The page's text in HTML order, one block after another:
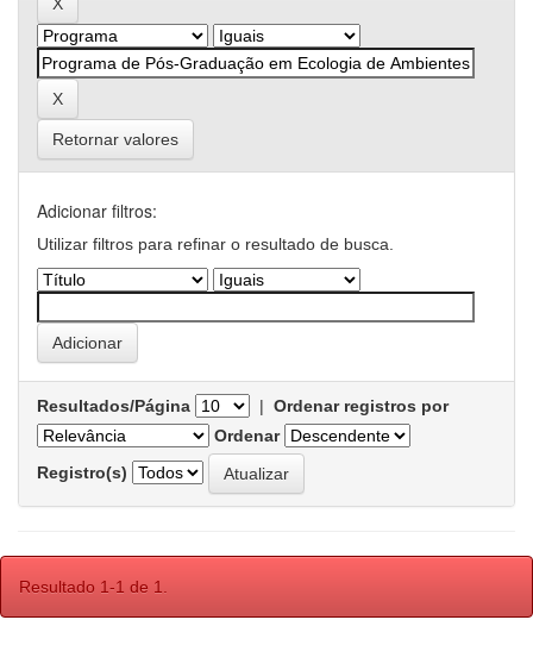
Retornar valores
Adicionar filtros:
Utilizar filtros para refinar o resultado de busca.
Resultados/Página | Ordenar registros por
Ordenar
Registro(s)
Resultado 1-1 de 1.